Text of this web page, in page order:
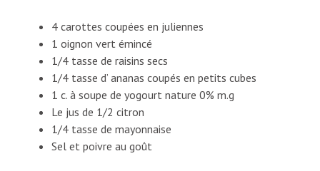
4 carottes coupées en juliennes
1 oignon vert émincé
1/4 tasse de raisins secs
1/4 tasse d’ ananas coupés en petits cubes
1 c. à soupe de yogourt nature 0% m.g
Le jus de 1/2 citron
1/4 tasse de mayonnaise
Sel et poivre au goût